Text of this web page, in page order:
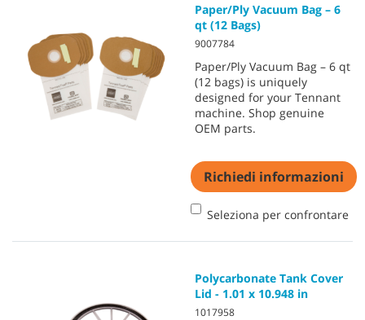
Paper/Ply Vacuum Bag – 6
qt (12 Bags)
9007784
Paper/Ply Vacuum Bag – 6 qt
(12 bags) is uniquely
designed for your Tennant
machine. Shop genuine
OEM parts.
Richiedi informazioni
Seleziona per confrontare
Polycarbonate Tank Cover
Lid - 1.01 x 10.948 in
1017958